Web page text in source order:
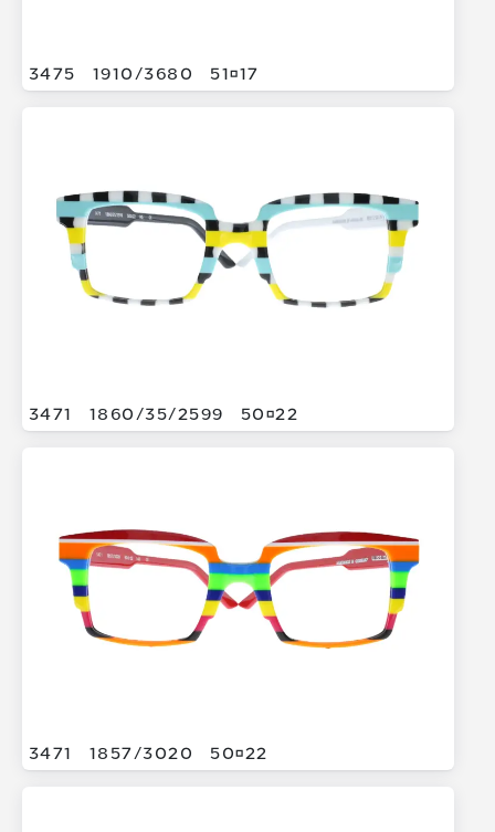
3475 1910/3680 5117
3471 1860/35/2599 5022
3471 1857/3020 5022